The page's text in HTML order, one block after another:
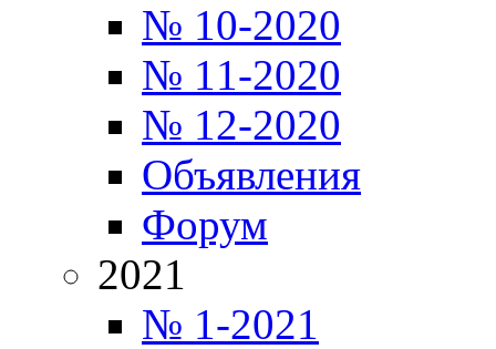
№ 10-2020
№ 11-2020
№ 12-2020
Объявления
Форум
2021
№ 1-2021